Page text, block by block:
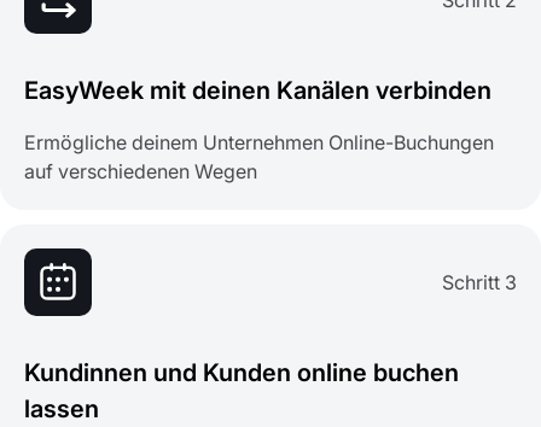
EasyWeek mit deinen Kanälen verbinden
Ermögliche deinem Unternehmen Online-Buchungen
auf verschiedenen Wegen
Schritt 3
Kundinnen und Kunden online buchen
lassen